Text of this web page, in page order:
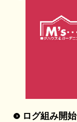
ログ組み開始